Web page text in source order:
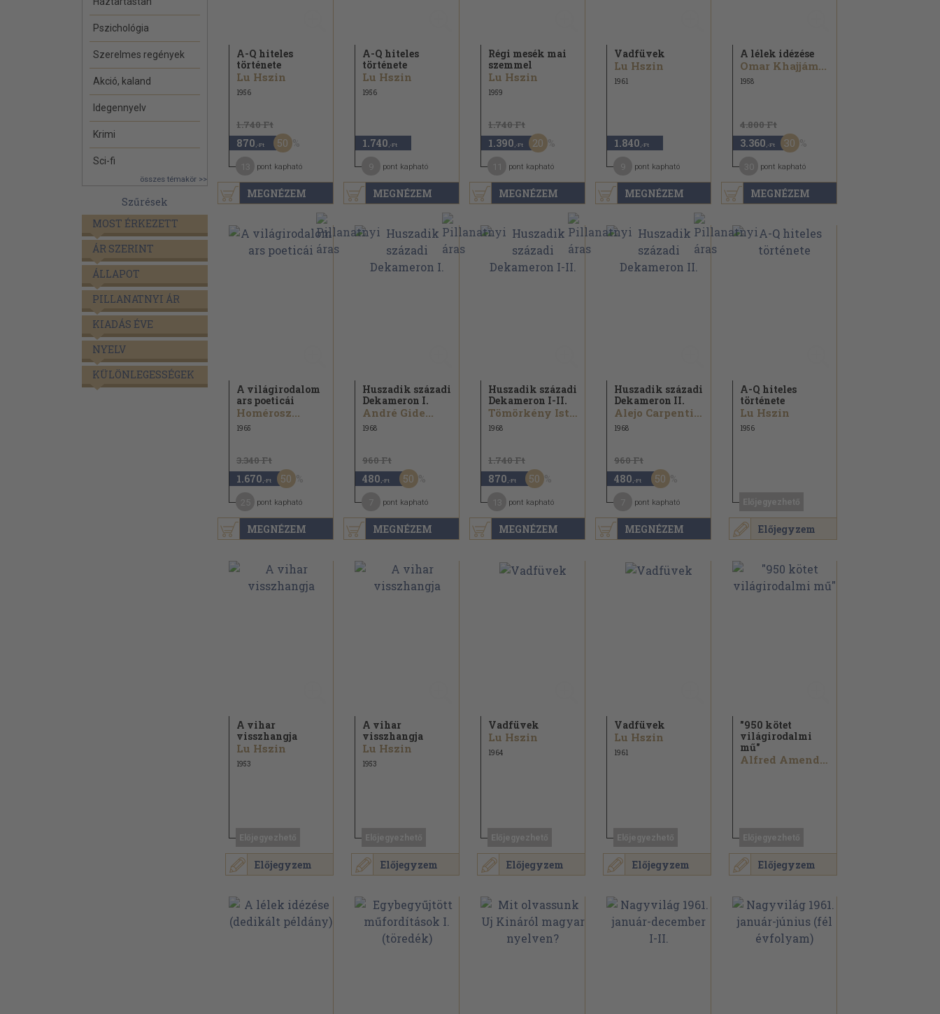
Pszichológia
Szerelmes regények
Akció, kaland
Idegennyelv
Krimi
Sci-fi
összes témakör >>
Szűrések
MOST ÉRKEZETT
ÁR SZERINT
ÁLLAPOT
PILLANATNYI ÁR
KIADÁS ÉVE
NYELV
KÜLÖNLEGESSÉGEK
MEGNÉZEM
A-Q hiteles
története
Lu Hszin
1956
1.740 Ft
870 ,-Ft 50
pont kapható
MEGNÉZEM
A-Q hiteles
története
Lu Hszin
1956
1.740 ,-Ft
pont kapható
MEGNÉZEM
Régi mesék mai
szemmel
Lu Hszin
1959
1.740 Ft
1.390 ,-Ft 20
pont kapható
MEGNÉZEM
Vadfüvek
Lu Hszin
1961
1.840 ,-Ft
pont kapható
MEGNÉZEM
A lélek idézése
Omar Khajjám...
1958
4.800 Ft
3.360 ,-Ft 30
pont kapható
MEGNÉZEM
A világirodalom
ars poeticái
Homérosz...
1965
3.340 Ft
1.670 ,-Ft 50
pont kapható
MEGNÉZEM
Huszadik századi
Dekameron I.
André Gide...
1968
960 Ft
480 ,-Ft 50
pont kapható
MEGNÉZEM
Huszadik századi
Dekameron I-II.
Tömörkény István...
1968
1.740 Ft
870 ,-Ft 50
pont kapható
MEGNÉZEM
Huszadik századi
Dekameron II.
Alejo Carpentier...
1968
960 Ft
480 ,-Ft 50
pont kapható
Előjegyzem
A-Q hiteles
története
Lu Hszin
1956
Előjegyzem
A vihar
visszhangja
Lu Hszin
1953
Előjegyzem
A vihar
visszhangja
Lu Hszin
1953
Előjegyzem
Vadfüvek
Lu Hszin
1964
Előjegyzem
Vadfüvek
Lu Hszin
1961
Előjegyzem
"950 kötet
világirodalmi
mű"
Alfred Amenda...